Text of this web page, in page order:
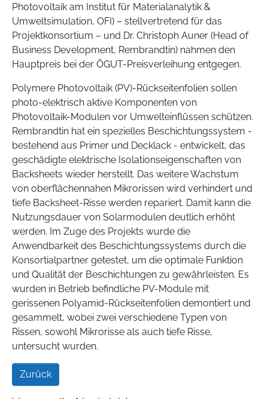
Photovoltaik am Institut für Materialanalytik &
Umweltsimulation, OFI) – stellvertretend für das
Projektkonsortium – und Dr. Christoph Auner (Head of
Business Development, Rembrandtin) nahmen den
Hauptpreis bei der ÖGUT-Preisverleihung entgegen.
Polymere Photovoltaik (PV)-Rückseitenfolien sollen
photo-elektrisch aktive Komponenten von
Photovoltaik-Modulen vor Umwelteinflüssen schützen.
Rembrandtin hat ein spezielles Beschichtungssystem -
bestehend aus Primer und Decklack - entwickelt, das
geschädigte elektrische Isolationseigenschaften von
Backsheets wieder herstellt. Das weitere Wachstum
von oberflächennahen Mikrorissen wird verhindert und
tiefe Backsheet-Risse werden repariert. Damit kann die
Nutzungsdauer von Solarmodulen deutlich erhöht
werden. Im Zuge des Projekts wurde die
Anwendbarkeit des Beschichtungssystems durch die
Konsortialpartner getestet, um die optimale Funktion
und Qualität der Beschichtungen zu gewährleisten. Es
wurden in Betrieb befindliche PV-Module mit
gerissenen Polyamid-Rückseitenfolien demontiert und
gesammelt, wobei zwei verschiedene Typen von
Rissen, sowohl Mikrorisse als auch tiefe Risse,
untersucht wurden.
Zurück